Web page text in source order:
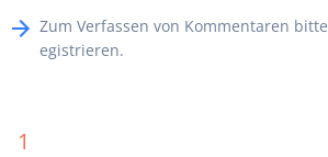
Zum Verfassen von Kommentaren bitte
egistrieren.
1